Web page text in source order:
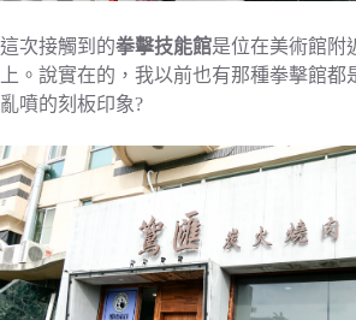
這次接觸到的拳擊技能館是位在美術館附
上。說實在的，我以前也有那種拳擊館都
亂噴的刻板印象?